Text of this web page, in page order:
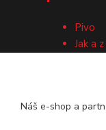
Pivo
Jak a
Náš e-shop a